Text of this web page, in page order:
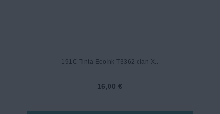
191C Tinta EcoInk T3362 cian X..
16,00 €